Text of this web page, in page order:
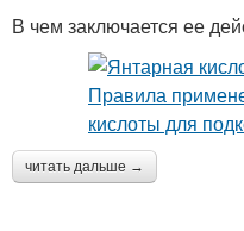
В чем заключается ее
читать дальше →